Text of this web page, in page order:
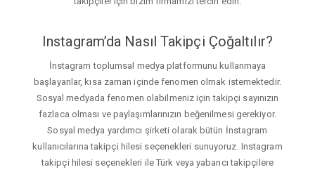
Instagram’da Nasıl Takipçi Çoğaltılır?
İnstagram toplumsal medya platformunu kullanmaya
başlayanlar, kısa zaman içinde fenomen olmak istemektedir.
Sosyal medyada fenomen olabilmeniz için takipçi sayınızın
fazlaca olması ve paylaşımlarınızın beğenilmesi gerekiyor.
Sosyal medya yardımcı şirketi olarak bütün İnstagram
kullanıcılarına takipçi hilesi seçenekleri sunuyoruz. Instagram
takipçi hilesi seçenekleri ile Türk veya yabancı takipçilere